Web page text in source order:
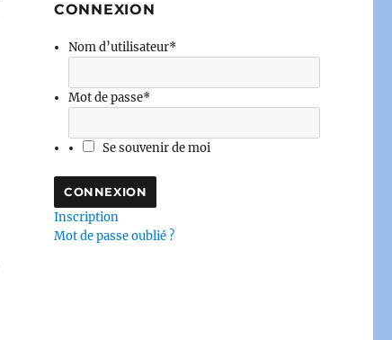
CONNEXION
Nom d’utilisateur*
Mot de passe*
Se souvenir de moi
Inscription
Mot de passe oublié ?